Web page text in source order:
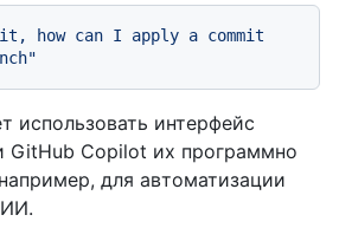
how can I apply a commit
использовать интерфейс
GitHub Copilot их программно
для автоматизации